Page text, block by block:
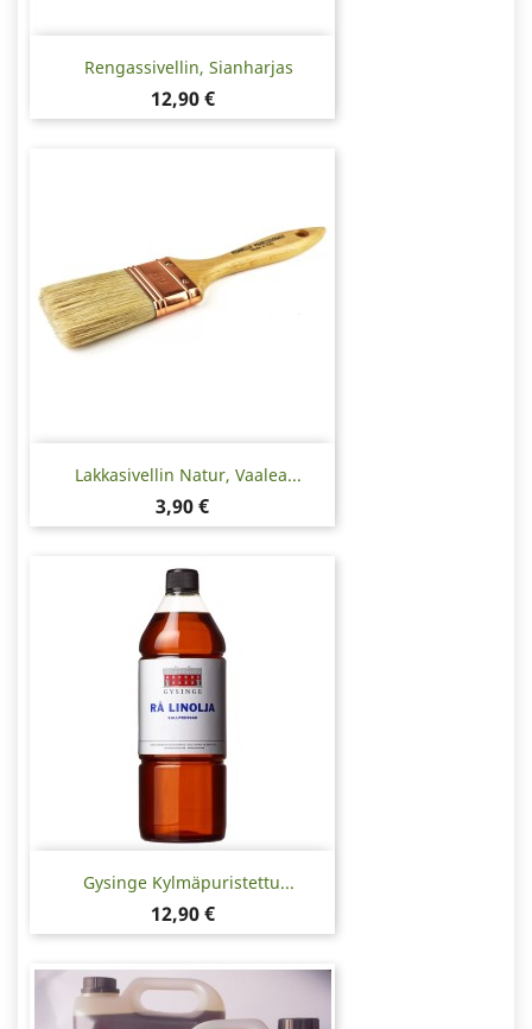
Rengassivellin, Sianharjas
Hinta
12,90 €
Lakkasivellin Natur, Vaalea...
Hinta
3,90 €
Gysinge Kylmäpuristettu...
Hinta
12,90 €